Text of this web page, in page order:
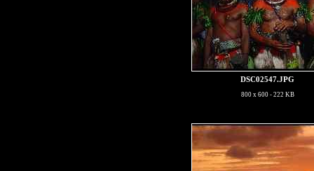
DSC02547.JPG
800 x 600 - 222 KB